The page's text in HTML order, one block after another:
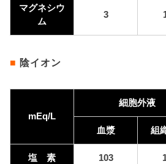
マグネシウ
ム
3
■ 陰イオン
mEq/L
細胞外液
血漿
組
塩 素 103